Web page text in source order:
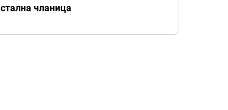
стална чланица